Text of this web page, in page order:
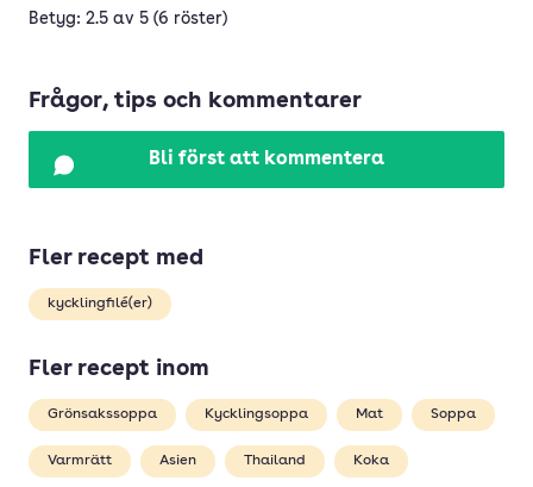
Betyg: 2.5 av 5 (6 röster)
Frågor, tips och kommentarer
Bli först att kommentera
Fler recept med
kycklingfilé(er)
Fler recept inom
Grönsakssoppa Kycklingsoppa Mat Soppa
Varmrätt Asien Thailand Koka